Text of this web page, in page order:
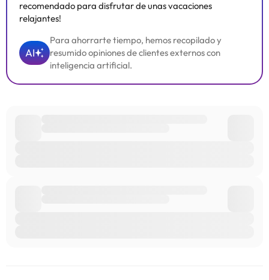
recomendado para disfrutar de unas vacaciones
relajantes!
AI
Para ahorrarte tiempo, hemos recopilado y
resumido opiniones de clientes externos con
inteligencia artificial.